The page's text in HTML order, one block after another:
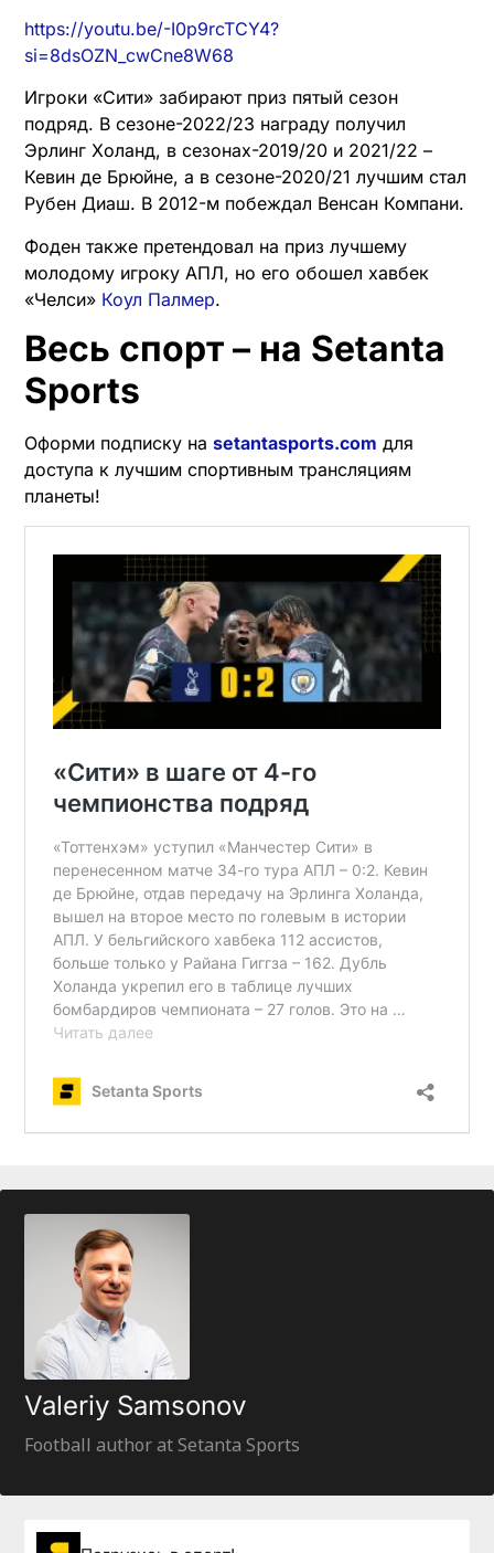
https://youtu.be/-I0p9rcTCY4?
si=8dsOZN_cwCne8W68
Игроки «Сити» забирают приз пятый сезон
подряд. В сезоне-2022/23 награду получил
Эрлинг Холанд, в сезонах-2019/20 и 2021/22 –
Кевин де Брюйне, а в сезоне-2020/21 лучшим стал
Рубен Диаш. В 2012-м побеждал Венсан Компани.
Фоден также претендовал на приз лучшему
молодому игроку АПЛ, но его обошел хавбек
«Челси» Коул Палмер.
Весь спорт – на Setanta
Sports
Оформи подписку на setantasports.com для
доступа к лучшим спортивным трансляциям
планеты!
Valeriy Samsonov
Football author at Setanta Sports